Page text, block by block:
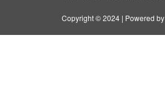
Copyright © 2024 | Powered by